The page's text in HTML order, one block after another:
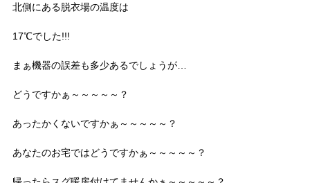
北側にある脱衣場の温度は
17℃でした!!!
まぁ機器の誤差も多少あるでしょうが…
どうですかぁ～～～～～？
あったかくないですかぁ～～～～～？
あなたのお宅ではどうですかぁ～～～～～？